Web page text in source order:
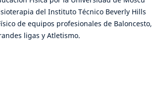
del Instituto Técnico Beverly Hills
de equipos profesionales de Baloncesto,
ligas y Atletismo.